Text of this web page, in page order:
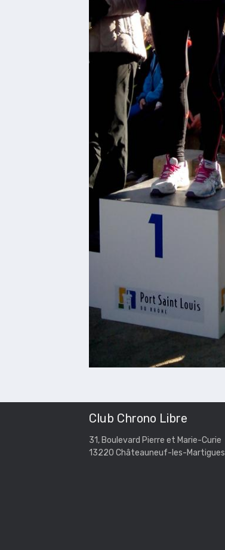
Club Chrono Libre
31, Boulevard Pierre et Marie-Curie
13220 Châteauneuf-les-Martigues